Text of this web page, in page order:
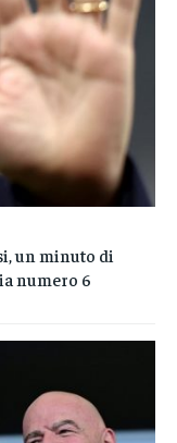
un minuto di
numero 6